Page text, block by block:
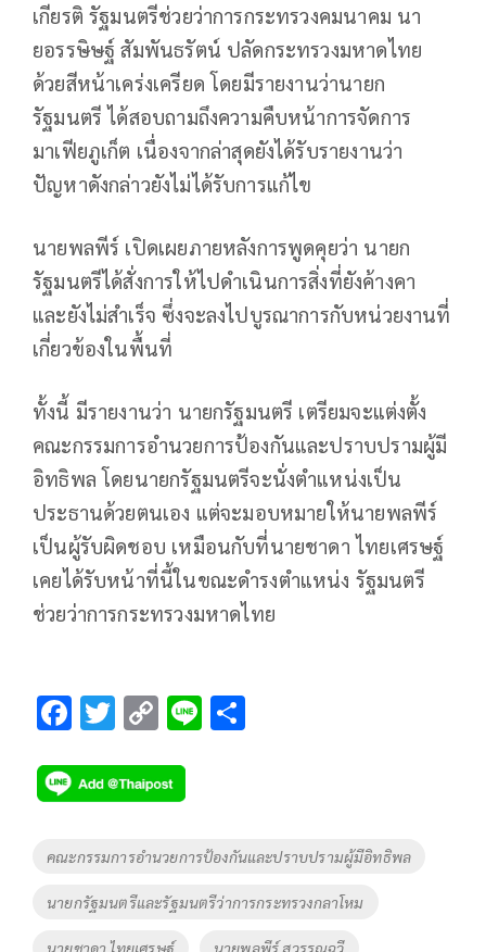
เกียรติ รัฐมนตรีช่วยว่าการกระทรวงคมนาคม นา
ยอรรษิษฐ์ สัมพันธรัตน์ ปลัดกระทรวงมหาดไทย
ด้วยสีหน้าเคร่งเครียด โดยมีรายงานว่านายก
รัฐมนตรี ได้สอบถามถึงความคืบหน้าการจัดการ
มาเฟียภูเก็ต เนื่องจากล่าสุดยังได้รับรายงานว่า
ปัญหาดังกล่าวยังไม่ได้รับการแก้ไข
นายพลพีร์ เปิดเผยภายหลังการพูดคุยว่า นายก
รัฐมนตรีได้สั่งการให้ไปดำเนินการสิ่งที่ยังค้างคา
และยังไม่สำเร็จ ซึ่งจะลงไปบูรณาการกับหน่วยงานที่
เกี่ยวข้องในพื้นที่
ทั้งนี้ มีรายงานว่า นายกรัฐมนตรี เตรียมจะแต่งตั้ง
คณะกรรมการอำนวยการป้องกันและปราบปรามผู้มี
อิทธิพล โดยนายกรัฐมนตรีจะนั่งตำแหน่งเป็น
ประธานด้วยตนเอง แต่จะมอบหมายให้นายพลพีร์
เป็นผู้รับผิดชอบ เหมือนกับที่นายชาดา ไทยเศรษฐ์
เคยได้รับหน้าที่นี้ในขณะดำรงตำแหน่ง รัฐมนตรี
ช่วยว่าการกระทรวงมหาดไทย
F
e
b
o
o
k
T
tt
er
C
p
y
Li
n
k
Li
Tags
คณะกรรมการอำนวยการป้องกันและปราบปรามผู้มีอิทธิพล
นายกรัฐมนตรีและรัฐมนตรีว่าการกระทรวงกลาโหม
นายชาดา ไทยเศรษฐ์ นายพลพีร์ สุวรรณฉวี